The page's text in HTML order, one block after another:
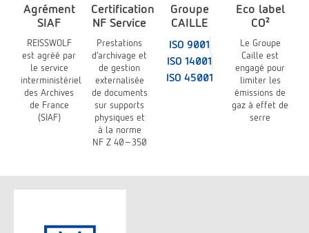
Agrément
SIAF
REISSWOLF
est agréé par
le service
interministériel
des Archives
de France
(SIAF)
Certification
NF Service
Prestations
d’archivage et
de gestion
externalisée
de documents
sur supports
physiques et
à la norme
NF Z 40-350
Groupe
CAILLE
ISO 9001
ISO 14001
ISO 45001
Eco label
CO²
Le Groupe
Caille est
engagé pour
limiter les
émissions de
gaz à effet de
serre